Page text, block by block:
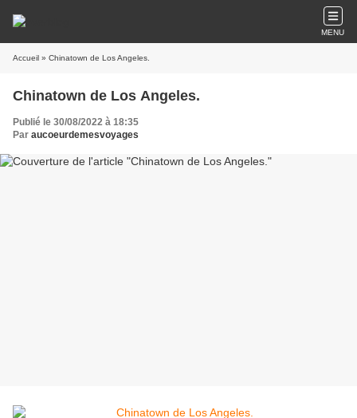
MENU
Accueil » Chinatown de Los Angeles.
Chinatown de Los Angeles.
Publié le 30/08/2022 à 18:35
Par aucoeurdemesvoyages